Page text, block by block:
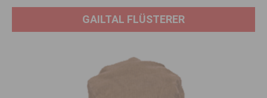
GAILTAL FLÜSTERER